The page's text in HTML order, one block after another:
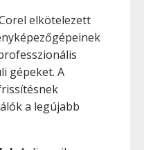
elkötelezett
gépeket. A
a legújabb